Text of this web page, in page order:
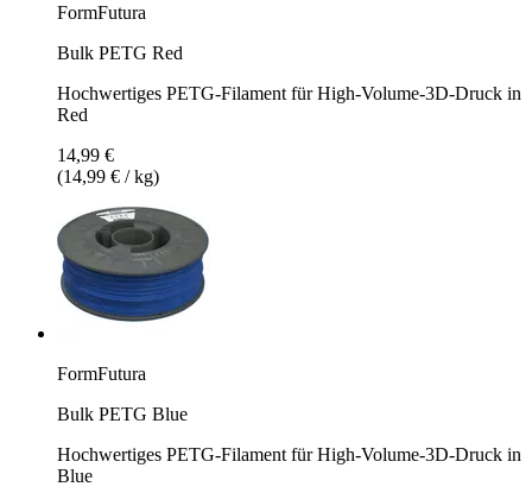
FormFutura
Bulk PETG Red
Hochwertiges PETG-Filament für High-Volume-3D-Druck in
Red
14,99 €
(14,99 € / kg)
FormFutura
Bulk PETG Blue
Hochwertiges PETG-Filament für High-Volume-3D-Druck in
Blue